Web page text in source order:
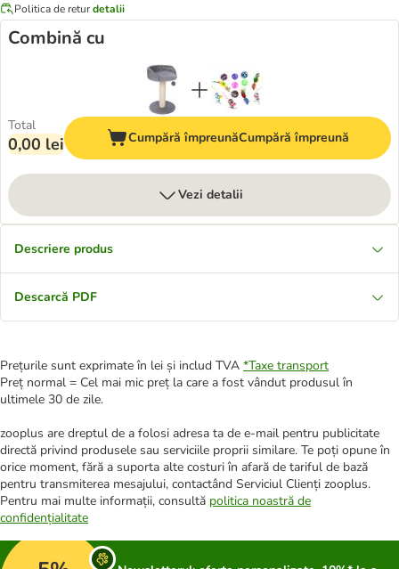
Politica de returdetalii
Combină cu
Total
0,00 lei Cumpără împreunăCumpără împreună
Vezi detalii
Descriere produs
Descarcă PDF
Prețurile sunt exprimate în lei și includ TVA *Taxe transport
Preț normal = Cel mai mic preț la care a fost vândut produsul în
ultimele 30 de zile.
zooplus are dreptul de a folosi adresa ta de e-mail pentru publicitate
directă privind produsele sau serviciile proprii similare. Te poți opune în
orice moment, fără a suporta alte costuri în afară de tariful de bază
pentru transmiterea mesajului, contactând Serviciul Clienți zooplus.
Pentru mai multe informații, consultă politica noastră de
confidențialitate